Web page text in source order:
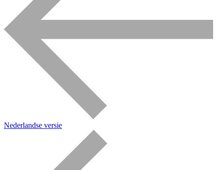
Nederlandse versie